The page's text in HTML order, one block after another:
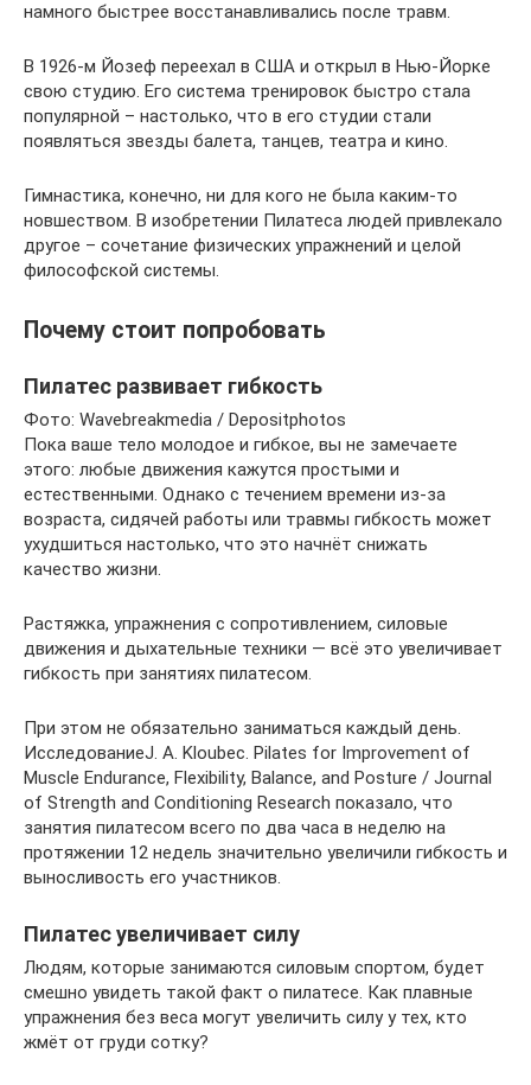
намного быстрее восстанавливались после травм.
В 1926-м Йозеф переехал в США и открыл в Нью-Йорке
свою студию. Его система тренировок быстро стала
популярной – настолько, что в его студии стали
появляться звезды балета, танцев, театра и кино.
Гимнастика, конечно, ни для кого не была каким-то
новшеством. В изобретении Пилатеса людей привлекало
другое – сочетание физических упражнений и целой
философской системы.
Почему стоит попробовать
Пилатес развивает гибкость
Фото: Wavebreakmedia / Depositphotos
Пока ваше тело молодое и гибкое, вы не замечаете
этого: любые движения кажутся простыми и
естественными. Однако с течением времени из-за
возраста, сидячей работы или травмы гибкость может
ухудшиться настолько, что это начнёт снижать
качество жизни.
Растяжка, упражнения с сопротивлением, силовые
движения и дыхательные техники — всё это увеличивает
гибкость при занятиях пилатесом.
При этом не обязательно заниматься каждый день.
ИсследованиеJ. A. Kloubec. Pilates for Improvement of
Muscle Endurance, Flexibility, Balance, and Posture / Journal
of Strength and Conditioning Research показало, что
занятия пилатесом всего по два часа в неделю на
протяжении 12 недель значительно увеличили гибкость и
выносливость его участников.
Пилатес увеличивает силу
Людям, которые занимаются силовым спортом, будет
смешно увидеть такой факт о пилатесе. Как плавные
упражнения без веса могут увеличить силу у тех, кто
жмёт от груди сотку?